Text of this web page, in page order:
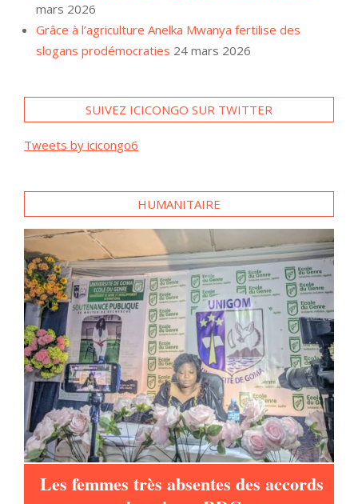
mars 2026
Grâce à l’agriculture Anelka Mwanya fertilise des
slogans prodémocraties 24 mars 2026
SUIVEZ ICICONGO SUR TWITTER
Tweets by icicongo6
HUMANITAIRE
Les femmes très absentes des accords